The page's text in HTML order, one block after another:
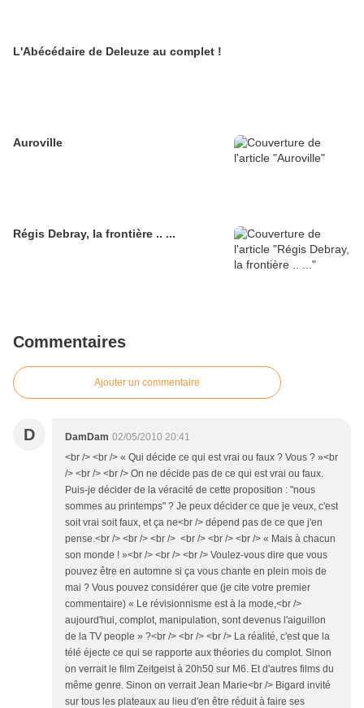
L'Abécédaire de Deleuze au complet !
Auroville
Régis Debray, la frontière .. ...
Commentaires
Ajouter un commentaire
D DamDam 02/05/2010 20:41
<br /> <br /> « Qui décide ce qui est vrai ou faux ? Vous ? »<br
/> <br /> <br /> On ne décide pas de ce qui est vrai ou faux.
Puis-je décider de la véracité de cette proposition : "nous
sommes au printemps" ? Je peux décider ce que je veux, c'est
soit vrai soit faux, et ça ne<br /> dépend pas de ce que j'en
pense.<br /> <br /> <br /> <br /> <br /> <br /> « Mais à chacun
son monde ! »<br /> <br /> <br /> Voulez-vous dire que vous
pouvez être en automne si ça vous chante en plein mois de
mai ? Vous pouvez considérer que (je cite votre premier
commentaire) « Le révisionnisme est à la mode,<br />
aujourd'hui, complot, manipulation, sont devenus l'aiguillon
de la TV people » ?<br /> <br /> <br /> La réalité, c'est que la
télé éjecte ce qui se rapporte aux théories du complot. Sinon
on verrait le film Zeitgeist à 20h50 sur M6. Et d'autres films du
même genre. Sinon on verrait Jean Marie<br /> Bigard invité
sur tous les plateaux au lieu d'en être réduit à faire ses